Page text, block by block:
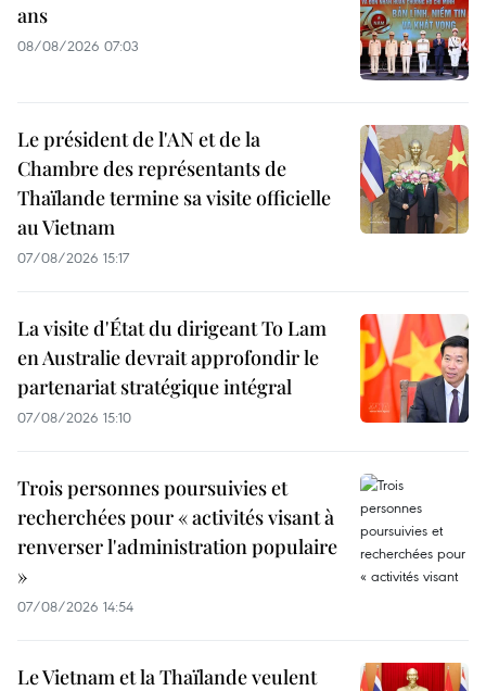
ans
08/08/2026 07:03
Le président de l'AN et de la
Chambre des représentants de
Thaïlande termine sa visite officielle
au Vietnam
07/08/2026 15:17
La visite d'État du dirigeant To Lam
en Australie devrait approfondir le
partenariat stratégique intégral
07/08/2026 15:10
Trois personnes poursuivies et
recherchées pour « activités visant à
renverser l'administration populaire
»
07/08/2026 14:54
Le Vietnam et la Thaïlande veulent